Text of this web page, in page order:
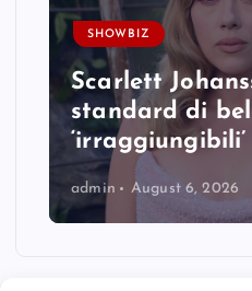
SHOWBIZ
Scarlett
standard di
‘irraggiungibili’
admin August 6, 2026